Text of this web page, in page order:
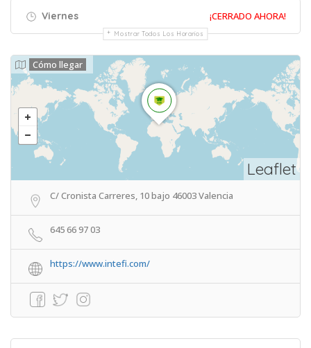
Viernes ¡CERRADO AHORA!
Mostrar Todos Los Horarios
Leaflet
Cómo llegar
C/ Cronista Carreres, 10 bajo 46003 Valencia
645 66 97 03
https://www.intefi.com/